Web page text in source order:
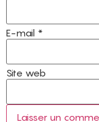
E-mail *
Site web